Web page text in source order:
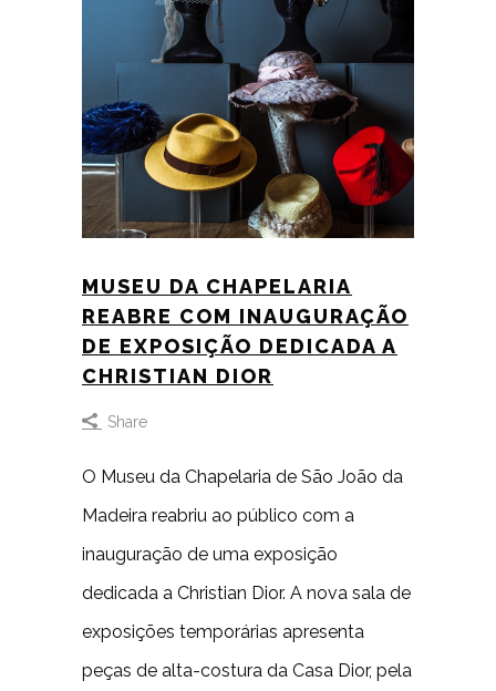
MUSEU DA CHAPELARIA
REABRE COM INAUGURAÇÃO
DE EXPOSIÇÃO DEDICADA A
CHRISTIAN DIOR
Share
O Museu da Chapelaria de São João da
Madeira reabriu ao público com a
inauguração de uma exposição
dedicada a Christian Dior. A nova sala de
exposições temporárias apresenta
peças de alta-costura da Casa Dior, pela